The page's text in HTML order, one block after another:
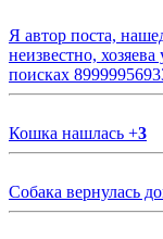
Я автор поста,
неизвестно,
поисках
Кошка нашлась +3
Собака вернулась